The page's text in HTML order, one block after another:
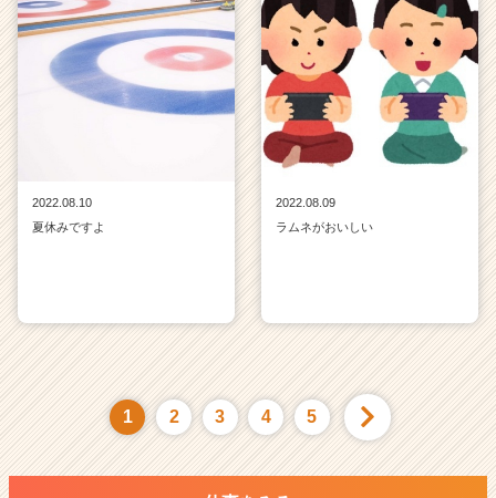
2022.08.10
夏休みですよ
2022.08.09
ラムネがおいしい
1 2 3 4 5